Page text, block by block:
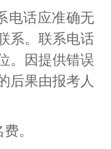
电话应准确无
系。联系电话
。因提供错误
后果由报考人
。